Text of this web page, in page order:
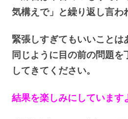
気構えで」と繰り返し言わ
緊張しすぎてもいいことは
同じように目の前の問題を
してきてください。
結果を楽しみにしています